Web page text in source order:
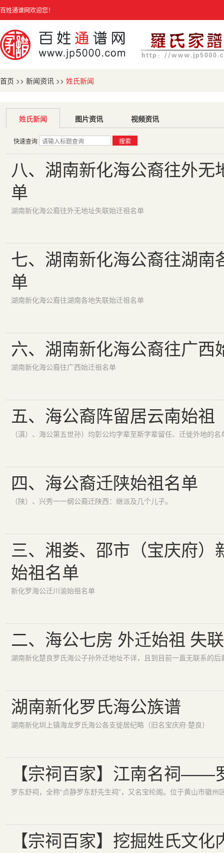
百姓通谱网欢迎您！
首页 >> 新闻资讯 >> 姓氏新闻
姓氏新闻 图片资讯 视频资讯
快速查询 搜索
八、湖南新化海公裔往外无
单
湖南新化海公裔往外无地址失联始迁祖名单
七、湖南新化海公裔往湖南
单
湖南新化海公裔往湖南各地失联始迁祖名单
六、湖南新化海公裔往广西
湖南新化海公裔往广西始迁祖名单
五、海公裔阵留居云南始祖
（滇）、海公第五世孙）均彰公均字辈至斯字辈留任、迁徙外地的名
四、海公裔迁陕始祖名单
（陕）、兴秀一一纲公裔迁陕西：继派及几个儿子。
三、湘娄、邵市（宝庆府）
始祖名单
新化罗海公迁川渝始祖名单
二、海公七房 外迁始祖 失
湖南新化罗氏海公族谱
湖南新化圳上镇海龙罗氏海公各支徙居纪略（旧名宝庆府·楚良）
【宗祠百家】江南名祠——
罗东舒祠，全称“贞静罗东舒先生祠”，又名宝纶阁。位于黄山市徽
【宗祠百家】挖掘姓氏文